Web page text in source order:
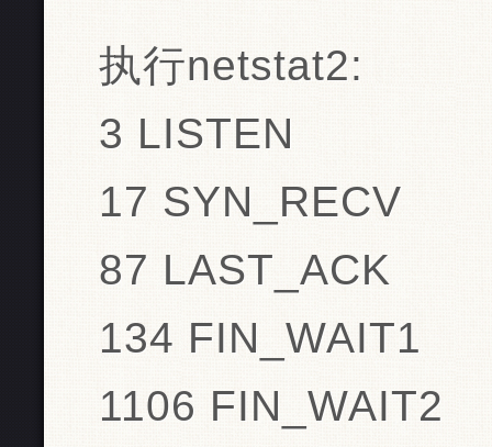
执行netstat2:
3 LISTEN
17 SYN_RECV
87 LAST_ACK
134 FIN_WAIT1
1106 FIN_WAIT2